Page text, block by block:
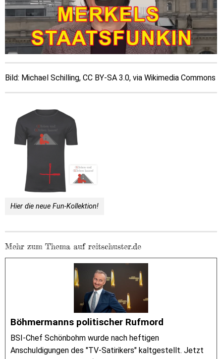
Bild: Michael Schilling, CC BY-SA 3.0, via Wikimedia Commons
Hier die neue Fun-Kollektion!
Mehr zum Thema auf reitschuster.de
Böhmermanns politischer Rufmord
BSI-Chef Schönbohm wurde nach heftigen
Anschuldigungen des "TV-Satirikers" kaltgestellt. Jetzt